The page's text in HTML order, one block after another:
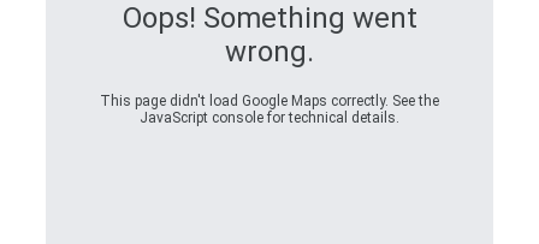
Oops! Something went
wrong.
This page didn't load Google Maps correctly. See the
JavaScript console for technical details.